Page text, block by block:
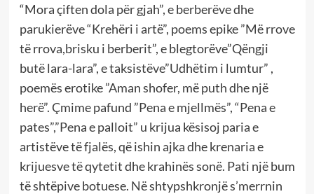
“Mora çiften dola për gjah”, e berberëve dhe
parukierëve “Krehëri i artë”, poems epike ”Më rrove
të rrova,brisku i berberit”, e blegtorëve”Qëngji
butë lara-lara”, e taksistëve”Udhëtim i lumtur” ,
poemës erotike ”Aman shofer, më puth dhe një
herë”. Çmime pafund ”Pena e mjellmës”, “Pena e
pates”,”Pena e palloit” u krijua kësisoj paria e
artistëve të fjalës, që ishin ajka dhe krenaria e
krijuesve të qytetit dhe krahinës sonë. Pati një bum
të shtëpive botuese. Në shtypshkronjë s’merrnin